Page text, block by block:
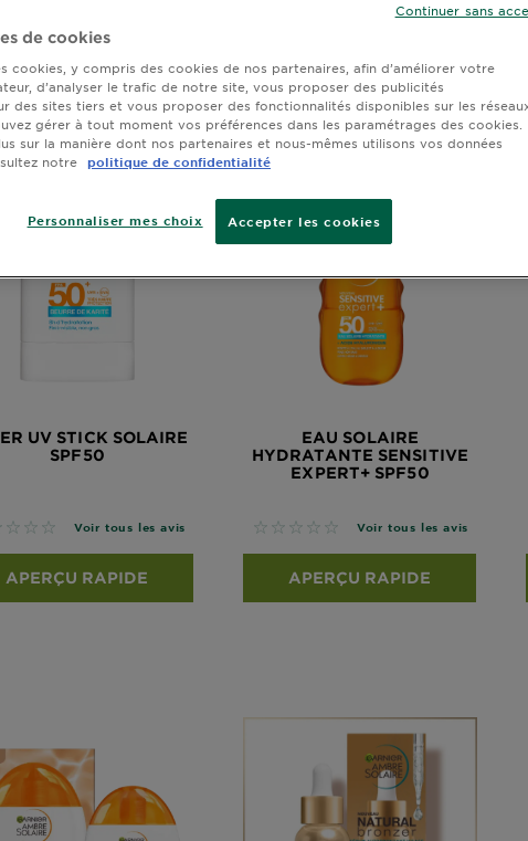
UV STICK SOLAIRE
SPF50
Voir tous les avis
APERÇU RAPIDE
EAU SOLAIRE
HYDRATANTE SENSITIVE
EXPERT+ SPF50
No reviews Voir tous les avis
APERÇU RAPIDE
de cookies
cookies, y compris des cookies de nos partenaires, afin d’améliorer votre
d’analyser le trafic de notre site, vous proposer des publicités
des sites tiers et vous proposer des fonctionnalités disponibles sur les
gérer à tout moment vos préférences dans les paramétrages des cookies.
sur la manière dont nos partenaires et nous-mêmes utilisons vos données
notre
politique de confidentialité
Accepter les cookies
Personnaliser mes choix
Continuer sans